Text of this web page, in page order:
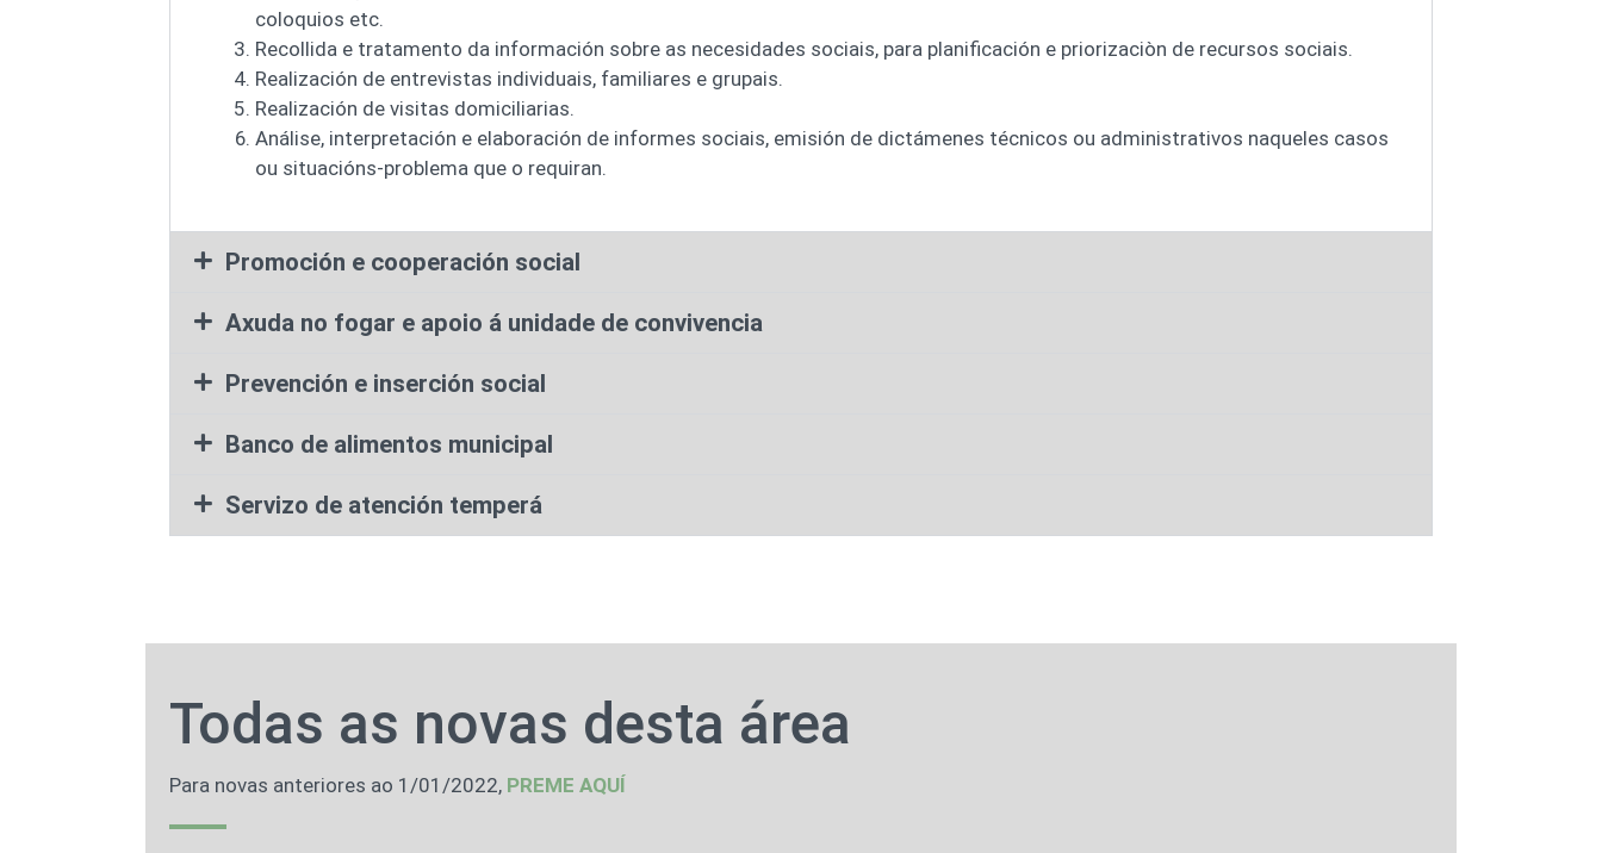
coloquios etc.
Recollida e tratamento da información sobre as necesidades sociais, para planificación e priorizaciòn de recursos sociais.
Realización de entrevistas individuais, familiares e grupais.
Realización de visitas domiciliarias.
Análise, interpretación e elaboración de informes sociais, emisión de dictámenes técnicos ou administrativos naqueles casos
ou situacións-problema que o requiran.
Promoción e cooperación social
Axuda no fogar e apoio á unidade de convivencia
Prevención e inserción social
Banco de alimentos municipal
Servizo de atención temperá
Todas as novas desta área
Para novas anteriores ao 1/01/2022, PREME AQUÍ